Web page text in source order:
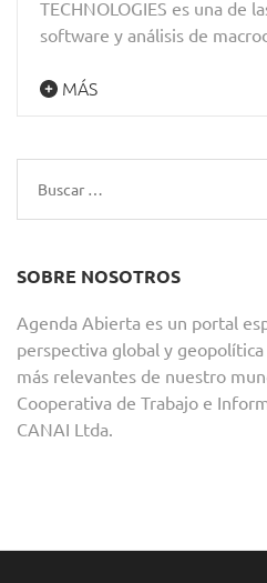
TECHNOLOGIES es una de
software y análisis de
MÁS
Buscar:
SOBRE NOSOTROS
Agenda Abierta es un portal
perspectiva global y
más relevantes de nuestro
Cooperativa de Trabajo e
CANAI Ltda.